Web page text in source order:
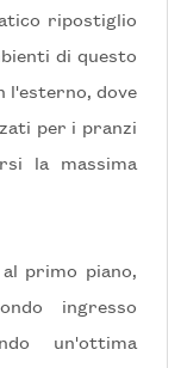
ripostiglio
di questo
l'esterno, dove
per i pranzi
la massima
primo piano,
ingresso
un'ottima